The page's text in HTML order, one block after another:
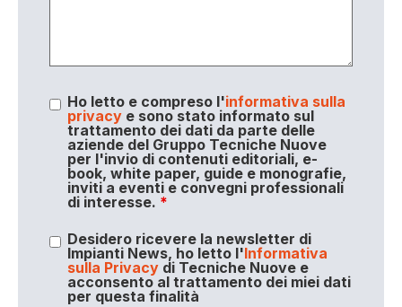
Ho letto e compreso l'informativa sulla
privacye sono stato informato sul
trattamento dei dati da parte delle
aziende del Gruppo Tecniche Nuove
per l'invio di contenuti editoriali, e-
book, white paper, guide e monografie,
inviti a eventi e convegni professionali
di interesse. *
Desidero ricevere la newsletter di
Impianti News, ho letto l'Informativa
sulla Privacydi Tecniche Nuove e
acconsento al trattamento dei miei dati
per questa finalità